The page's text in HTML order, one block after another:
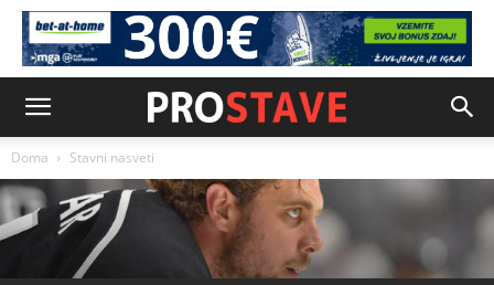
Doma Stavni nasveti